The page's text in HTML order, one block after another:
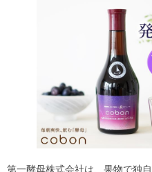
第一酵母株式会社は、果物で独